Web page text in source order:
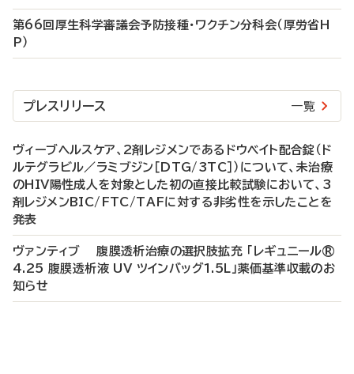
第66回厚生科学審議会予防接種・ワクチン分科会（厚労省H
P）
プレスリリース 一覧
ヴィーブヘルスケア、2剤レジメンであるドウベイト配合錠（ド
ルテグラビル／ラミブジン［DTG/3TC］）について、未治療
のHIV陽性成人を対象とした初の直接比較試験において、3
剤レジメンBIC/FTC/TAFに対する非劣性を示したことを
発表
ヴァンティブ 腹膜透析治療の選択肢拡充 「レギュニール®
4.25 腹膜透析液 UV ツインバッグ1.5L」薬価基準収載のお
知らせ